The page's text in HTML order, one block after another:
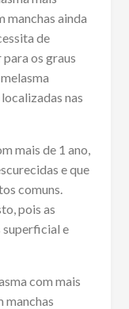
manchas ainda
de
os graus
nas
mais de 1 ano,
e que
comuns.
pois as
superficial e
com mais
manchas